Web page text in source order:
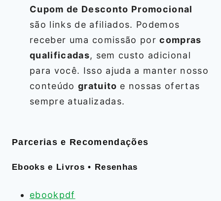
Cupom de Desconto Promocional
são links de afiliados. Podemos
receber uma comissão porcompras
qualificadas, sem custo adicional
para você. Isso ajuda a manter nosso
conteúdo gratuito e nossas ofertas
sempre atualizadas.
Parcerias e Recomendações
Ebooks e Livros • Resenhas
ebookpdf